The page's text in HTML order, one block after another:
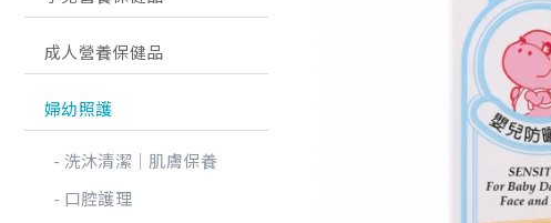
成人營養保健品
婦幼照護
洗沐清潔│肌膚保養
口腔護理